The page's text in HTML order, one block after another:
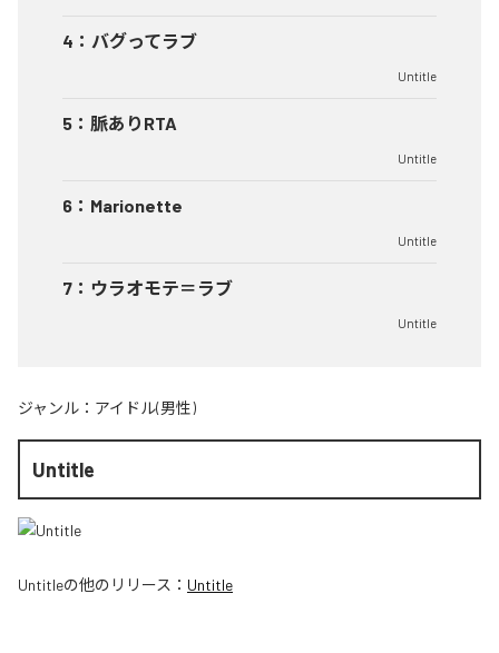
4 ： バグってラブ
Untitle
5 ： 脈ありRTA
Untitle
6 ： Marionette
Untitle
7 ： ウラオモテ＝ラブ
Untitle
ジャンル： アイドル(男性)
Untitle
Untitleの他のリリース： Untitle